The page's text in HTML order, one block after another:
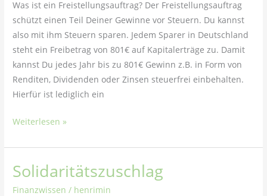
Was ist ein Freistellungsauftrag? Der Freistellungsauftrag
schützt einen Teil Deiner Gewinne vor Steuern. Du kannst
also mit ihm Steuern sparen. Jedem Sparer in Deutschland
steht ein Freibetrag von 801€ auf Kapitalerträge zu. Damit
kannst Du jedes Jahr bis zu 801€ Gewinn z.B. in Form von
Renditen, Dividenden oder Zinsen steuerfrei einbehalten.
Hierfür ist lediglich ein
Weiterlesen »
Solidaritätszuschlag
Finanzwissen / henrimin
Solidaritätszuschlag